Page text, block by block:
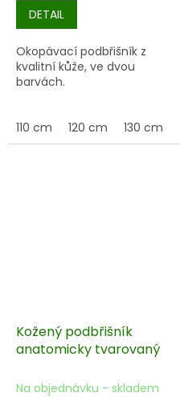
DETAIL
Okopávací podbřišník z
kvalitní kůže, ve dvou
barvách.
110 cm 120 cm 130 cm
Kožený podbřišník
anatomicky tvarovaný
Na objednávku - skladem